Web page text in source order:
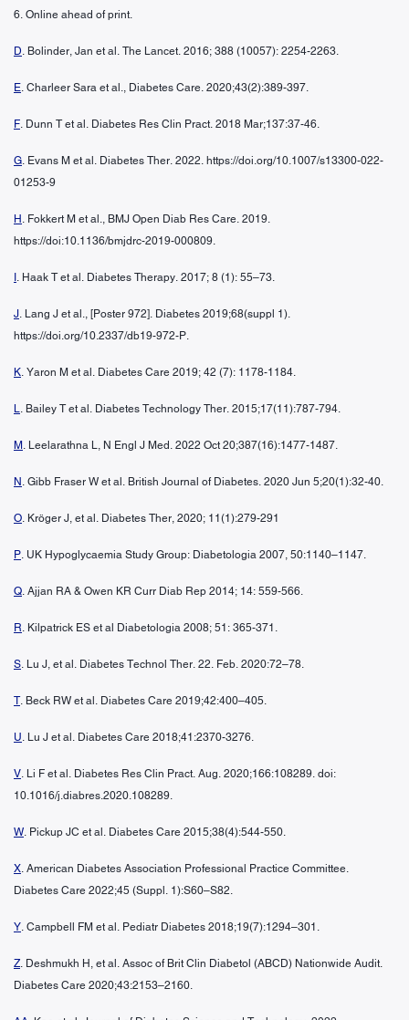
6. Online ahead of print.
D. Bolinder, Jan et al. The Lancet. 2016; 388 (10057): 2254-2263.
E. Charleer Sara et al., Diabetes Care. 2020;43(2):389-397.
F. Dunn T et al. Diabetes Res Clin Pract. 2018 Mar;137:37-46.
G. Evans M et al. Diabetes Ther. 2022. https://doi.org/10.1007/s13300-022-
01253-9
H . Fokkert M et al., BMJ Open Diab Res Care. 2019.
https://doi:10.1136/bmjdrc-2019-000809.
. Haak T et al. Diabetes Therapy. 2017; 8 (1): 55–73.
J. Lang J et al., [Poster 972]. Diabetes 2019;68(suppl 1).
https://doi.org/10.2337/db19-972-P.
K. Yaron M et al. Diabetes Care 2019; 42 (7): 1178-1184.
L. Bailey T et al. Diabetes Technology Ther. 2015;17(11):787-794.
M . Leelarathna L, N Engl J Med. 2022 Oct 20;387(16):1477-1487.
N . Gibb Fraser W et al. British Journal of Diabetes. 2020 Jun 5;20(1):32-40.
O. Kröger J, et al. Diabetes Ther, 2020; 11(1):279-291
P. UK Hypoglycaemia Study Group: Diabetologia 2007, 50:1140–1147.
Q. Ajjan RA & Owen KR Curr Diab Rep 2014; 14: 559-566.
R. Kilpatrick ES et al Diabetologia 2008; 51: 365-371.
S. Lu J, et al. Diabetes Technol Ther. 22. Feb. 2020:72–78.
T. Beck RW et al. Diabetes Care 2019;42:400–405.
U. Lu J et al. Diabetes Care 2018;41:2370-3276.
V. Li F et al. Diabetes Res Clin Pract. Aug. 2020;166:108289. doi:
10.1016/j.diabres.2020.108289.
W. Pickup JC et al. Diabetes Care 2015;38(4):544-550.
X. American Diabetes Association Professional Practice Committee.
Diabetes Care 2022;45 (Suppl. 1):S60–S82.
Y. Campbell FM et al. Pediatr Diabetes 2018;19(7):1294–301.
Z. Deshmukh H, et al. Assoc of Brit Clin Diabetol (ABCD) Nationwide Audit.
Diabetes Care 2020;43:2153–2160.